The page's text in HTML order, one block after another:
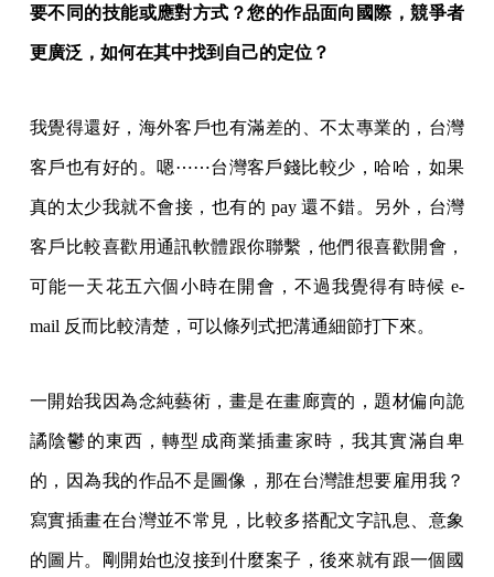
要不同的技能或應對方式？您的作品面向國際，競爭者
更廣泛，如何在其中找到自己的定位？
我覺得還好，海外客戶也有滿差的、不太專業的，台灣
客戶也有好的。嗯⋯⋯台灣客戶錢比較少，哈哈，如果
真的太少我就不會接，也有的 pay 還不錯。另外，台灣
客戶比較喜歡用通訊軟體跟你聯繫，他們很喜歡開會，
可能一天花五六個小時在開會，不過我覺得有時候 e-
mail 反而比較清楚，可以條列式把溝通細節打下來。
一開始我因為念純藝術，畫是在畫廊賣的，題材偏向詭
譎陰鬱的東西，轉型成商業插畫家時，我其實滿自卑
的，因為我的作品不是圖像，那在台灣誰想要雇用我？
寫實插畫在台灣並不常見，比較多搭配文字訊息、意象
的圖片。剛開始也沒接到什麼案子，後來就有跟一個國